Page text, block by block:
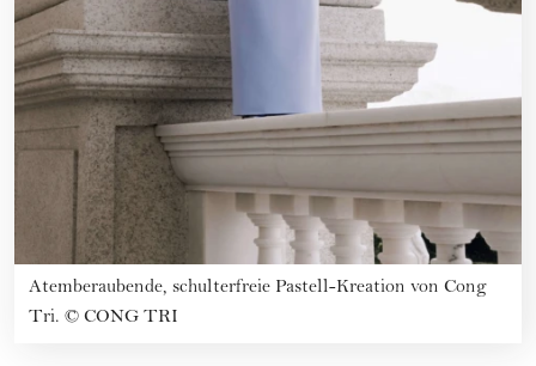
Atemberaubende, schulterfreie Pastell-Kreation von Cong
Tri. © CONG TRI